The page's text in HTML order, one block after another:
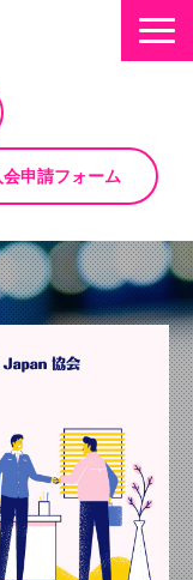
会申請フォーム
紹介